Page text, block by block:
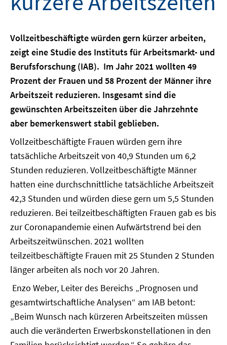
Vollzeitbeschäftigte würden gern kürzer arbeiten,
zeigt eine Studie des Instituts für Arbeitsmarkt- und
Berufsforschung (IAB). Im Jahr 2021 wollten 49
Prozent der Frauen und 58 Prozent der Männer ihre
Arbeitszeit reduzieren. Insgesamt sind die
gewünschten Arbeitszeiten über die Jahrzehnte
aber bemerkenswert stabil geblieben.
Vollzeitbeschäftigte Frauen würden gern ihre
tatsächliche Arbeitszeit von 40,9 Stunden um 6,2
Stunden reduzieren. Vollzeitbeschäftigte Männer
hatten eine durchschnittliche tatsächliche Arbeitszeit
42,3 Stunden und würden diese gern um 5,5 Stunden
reduzieren. Bei teilzeitbeschäftigten Frauen gab es bis
zur Coronapandemie einen Aufwärtstrend bei den
Arbeitszeitwünschen. 2021 wollten
teilzeitbeschäftigte Frauen mit 25 Stunden 2 Stunden
länger arbeiten als noch vor 20 Jahren.
Enzo Weber, Leiter des Bereichs „Prognosen und
gesamtwirtschaftliche Analysen“ am IAB betont:
„Beim Wunsch nach kürzeren Arbeitszeiten müssen
auch die veränderten Erwerbskonstellationen in den